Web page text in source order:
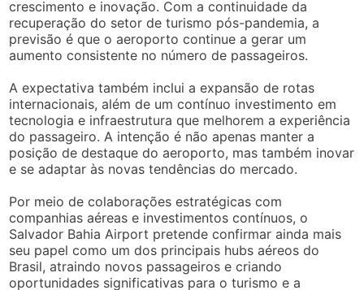
crescimento e inovação. Com a continuidade da
recuperação do setor de turismo pós-pandemia, a
previsão é que o aeroporto continue a gerar um
aumento consistente no número de passageiros.
A expectativa também inclui a expansão de rotas
internacionais, além de um contínuo investimento em
tecnologia e infraestrutura que melhorem a experiência
do passageiro. A intenção é não apenas manter a
posição de destaque do aeroporto, mas também inovar
e se adaptar às novas tendências do mercado.
Por meio de colaborações estratégicas com
companhias aéreas e investimentos contínuos, o
Salvador Bahia Airport pretende confirmar ainda mais
seu papel como um dos principais hubs aéreos do
Brasil, atraindo novos passageiros e criando
oportunidades significativas para o turismo e a